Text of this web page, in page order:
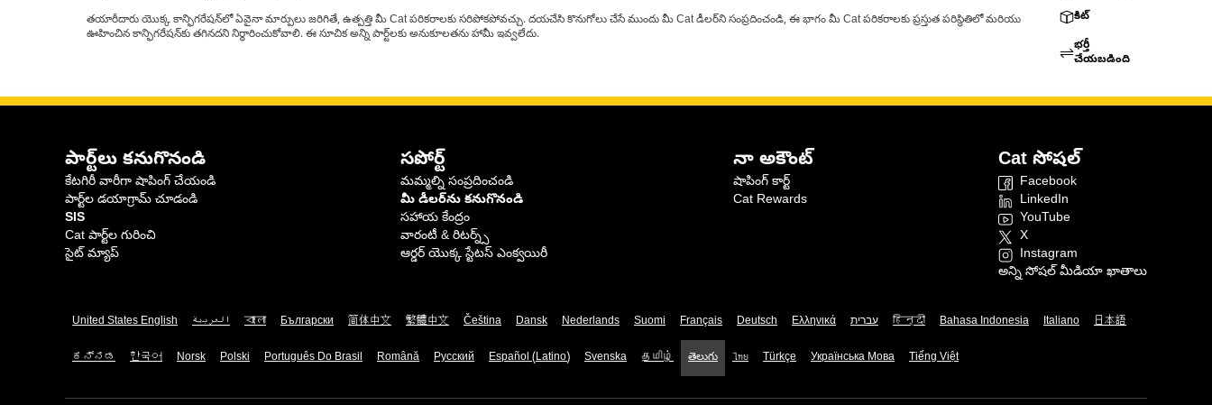
తయారీదారు యొక్క కాన్ఫిగరేషన్‌లో ఏవైనా మార్పులు జరిగితే, ఉత్పత్తి మీ Cat పరికరాలకు సరిపోకపోవచ్చు. దయచేసి కొనుగోలు చేసే ముందు మీ Cat డీలర్‌ని సంప్రదించండి, ఈ భాగం మీ Cat పరికరాలకు ప్రస్తుత పరిస్థితిలో మరియు
ఊహించిన కాన్ఫిగరేషన్‌కు తగినదని నిర్ధారించుకోవాలి. ఈ సూచిక అన్ని పార్ట్‌లకు అనుకూలతను హామీ ఇవ్వలేదు.
కిట్
భర్తీ
చేయబడింది
పార్ట్‌లు కనుగొనండి
కేటగిరీ వారీగా షాపింగ్ చేయండి
పార్ట్‌ల డయాగ్రామ్ చూడండి
SIS
Cat పార్ట్‌ల గురించి
సైట్ మ్యాప్
సపోర్ట్
మమ్మల్ని సంప్రదించండి
మీ డీలర్‌ను కనుగొనండి
సహాయ కేంద్రం
వారంటీ & రిటర్న్స్
ఆర్డర్ యొక్క స్టేటస్ ఎంక్వయిరీ
నా అకౌంట్
షాపింగ్ కార్ట్
Cat Rewards
Cat సోషల్
Facebook
LinkedIn
YouTube
X
Instagram
అన్ని సోషల్ మీడియా ఖాతాలు
United States English العربية বাংলা Български 简体中文 繁體中文 Čeština Dansk Nederlands Suomi Français Deutsch Ελληνικά עברית हिन्दी Bahasa Indonesia Italiano 日本語
ಕನ್ನಡ 한국어 Norsk Polski Português Do Brasil Română Русский Español (Latino) Svenska தமிழ் తెలుగు ไทย Türkçe Українська Мова Tiếng Việt